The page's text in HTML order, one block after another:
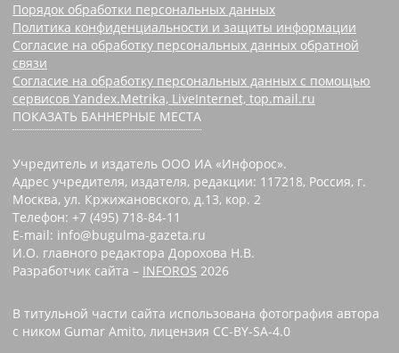
Порядок обработки персональных данных
Политика конфиденциальности и защиты информации
Согласие на обработку персональных данных обратной
связи
Согласие на обработку персональных данных с помощью
сервисов Yandex.Metrika, LiveInternet, top.mail.ru
ПОКАЗАТЬ БАННЕРНЫЕ МЕСТА
Учредитель и издатель ООО ИА «Инфорос».
Адрес учредителя, издателя, редакции: 117218, Россия, г.
Москва, ул. Кржижановского, д.13, кор. 2
Телефон: +7 (495) 718-84-11
E-mail: info@bugulma-gazeta.ru
И.О. главного редактора Дорохова Н.В.
Разработчик сайта – INFOROS 2026
В титульной части сайта использована фотография автора
с ником Gumar Amito, лицензия CC-BY-SA-4.0